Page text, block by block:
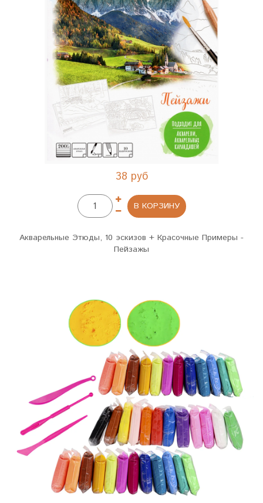
38 руб
В КОРЗИНУ
Акварельные Этюды, 10 эскизов + Красочные Примеры -
Пейзажы